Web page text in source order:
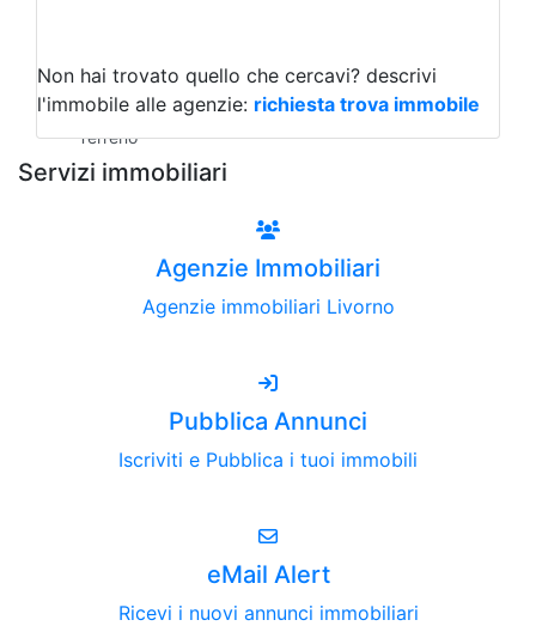
Qualsiasi
Terreno edificabile
Terreno
Non hai trovato quello che cercavi? descrivi
l'immobile alle agenzie: richiesta trova immobile
Servizi immobiliari
Agenzie Immobiliari
Agenzie immobiliari Livorno
Pubblica Annunci
Iscriviti e Pubblica i tuoi immobili
eMail Alert
Ricevi i nuovi annunci immobiliari